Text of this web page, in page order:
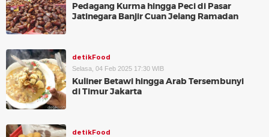
Pedagang Kurma hingga Peci di Pasar
Jatinegara Banjir Cuan Jelang Ramadan
detikFood
Selasa, 04 Feb 2025 17:30 WIB
Kuliner Betawi hingga Arab Tersembunyi
di Timur Jakarta
detikFood